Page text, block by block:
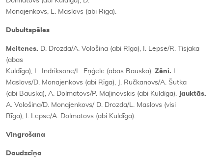
Monajenkovs, L. Maslovs (abi Rīga).
Dubultspēles
Meitenes. D. Drozda/A. Vološina (abi Rīga), I. Lepse/R. Tisjaka
(abas
Kuldīga), L. Indriksone/L. Eņģele (abas Bauska). Zēni. L.
Maslovs/D. Monajenkovs (abi Rīga), J. Ručkanovs/A. Šutka
(abi Bauska), A. Dolmatovs/P. Maļinovskis (abi Kuldīga).
Jauktās.
A. Vološina/D. Monajenkovs/ D. Drozda/L. Maslovs (visi
Rīga), I. Lepse/A. Dolmatovs (abi Kuldīga).
Vingrošana
Daudzcīņa